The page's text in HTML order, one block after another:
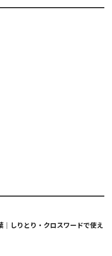
｜しりとり・クロスワードで使え